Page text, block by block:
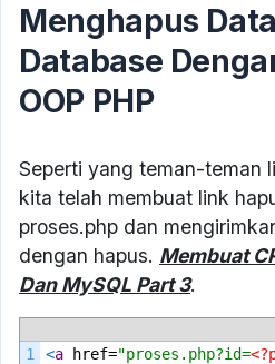
Menghapus
Database
OOP PHP
Seperti yang teman-teman
kita telah membuat link
proses.php dan
dengan hapus. Membuat
Dan MySQL Part 3.
1 <a href="proses.php?id=